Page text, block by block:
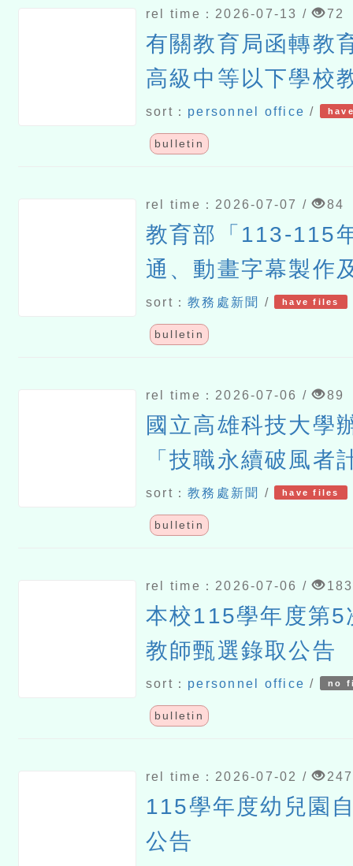
rel time：2026-07-13 / 72
有關教育局函轉教
高級中等以下學校
2所以上公立幼兒
保員及私立幼兒園
sort： personnel office /
bulletin
rel time：2026-07-07 / 84
教育部「113-115
通、動畫字幕製作
畫」成果網站「教
動畫網」短期暫停
sort：教務處新聞 / have files
bulletin
rel time：2026-07-06 / 89
國立高雄科技大學
「技職永續破風者
有「職」感的競賽
與教學實踐徵件】
sort：教務處新聞 / have files
bulletin
rel time：2026-07-06 / 183
本校115學年度第5
教師甄選錄取公告
sort： personnel office / no
bulletin
rel time：2026-07-02 / 247
115學年度幼兒園
公告